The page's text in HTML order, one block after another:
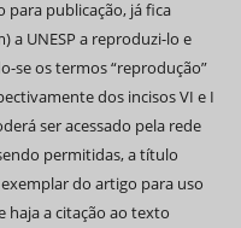
para publicação, já fica
a UNESP a reproduzi-lo e
se os termos “reprodução”
dos incisos VI e I
ser acessado pela rede
permitidas, a título
do artigo para uso
haja a citação ao texto